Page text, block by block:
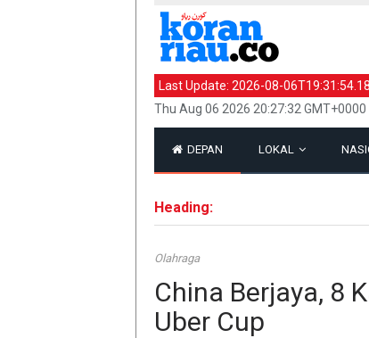
Last Update: 2026-08-
Thu Aug 06 2026 20:27:32
DEPAN LOKAL
Heading:
Olahraga
China Berjaya, 8
Uber Cup